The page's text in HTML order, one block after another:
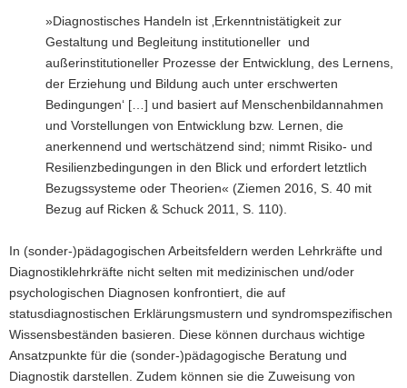
o
»Diagnostisches Handeln ist ‚Erkenntnistätigkeit zur
Gestaltung und Begleitung institutioneller und
außerinstitutioneller Prozesse der Entwicklung, des Lernens,
der Erziehung und Bildung auch unter erschwerten
Bedingungen‘ […] und basiert auf Menschenbildannahmen
und Vorstellungen von Entwicklung bzw. Lernen, die
anerkennend und wertschätzend sind; nimmt Risiko- und
Resilienzbedingungen in den Blick und erfordert letztlich
Bezugssysteme oder Theorien« (Ziemen 2016, S. 40 mit
Bezug auf Ricken & Schuck 2011, S. 110).
In (sonder-)pädagogischen Arbeitsfeldern werden Lehrkräfte und
Diagnostiklehrkräfte nicht selten mit medizinischen und/oder
psychologischen Diagnosen konfrontiert, die auf
statusdiagnostischen Erklärungsmustern und syndromspezifischen
Wissensbeständen basieren. Diese können durchaus wichtige
Ansatzpunkte für die (sonder-)pädagogische Beratung und
Diagnostik darstellen. Zudem können sie die Zuweisung von